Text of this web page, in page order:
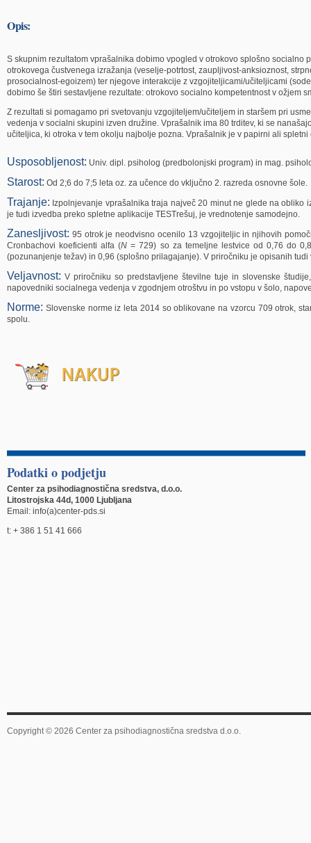
Opis:
S skupnim rezultatom vprašalnika dobimo vpogled v otrokovo splošno
otrokovega čustvenega izražanja (veselje-potrtost, zaupljivost-anksioznost,
prosocialnost-egoizem) ter njegove interakcije z vzgojiteljicami/učiteljicami
dobimo še štiri sestavljene rezultate: otrokovo socialno kompetentnost v
Z rezultati si pomagamo pri svetovanju vzgojiteljem/učiteljem in staršem pri
vedenja v socialni skupini izven družine. Vprašalnik ima 80 trditev, ki se
učiteljica, ki otroka v tem okolju najbolje pozna. Vprašalnik je v papirni ali spletni
Usposobljenost: Univ. dipl. psiholog (predbolonjski program) in mag.
Starost: Od 2;6 do 7;5 leta oz. za učence do vključno 2. razreda osnovne šole.
Trajanje: Izpolnjevanje vprašalnika traja največ 20 minut ne glede na
je tudi izvedba preko spletne aplikacije TESTrešuj, je vrednotenje samodejno.
Zanesljivost: 95 otrok je neodvisno ocenilo 13 vzgojiteljic in njihovih
Cronbachovi koeficienti alfa (N = 729) so za temeljne lestvice od 0,76 do
(pozunanjenje težav) in 0,96 (splošno prilagajanje). V priročniku je opisanih
Veljavnost: V priročniku so predstavljene številne tuje in slovenske
napovedniki socialnega vedenja v zgodnjem otroštvu in po vstopu v šolo,
Norme: Slovenske norme iz leta 2014 so oblikovane na vzorcu 709 otrok,
spolu.
Podatki o podjetju
Center za psihodiagnostična sredstva, d.o.o.
Litostrojska 44d, 1000 Ljubljana
Email: info(a)center-pds.si
t: + 386 1 51 41 666
Copyright © 2026 Center za psihodiagnostična sredstva d.o.o.